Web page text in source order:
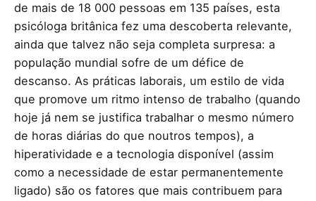
de mais de 18 000 pessoas em 135 países, esta
psicóloga britânica fez uma descoberta relevante,
ainda que talvez não seja completa surpresa: a
população mundial sofre de um défice de
descanso. As práticas laborais, um estilo de vida
que promove um ritmo intenso de trabalho (quando
hoje já nem se justifica trabalhar o mesmo número
de horas diárias do que noutros tempos), a
hiperatividade e a tecnologia disponível (assim
como a necessidade de estar permanentemente
ligado) são os fatores que mais contribuem para